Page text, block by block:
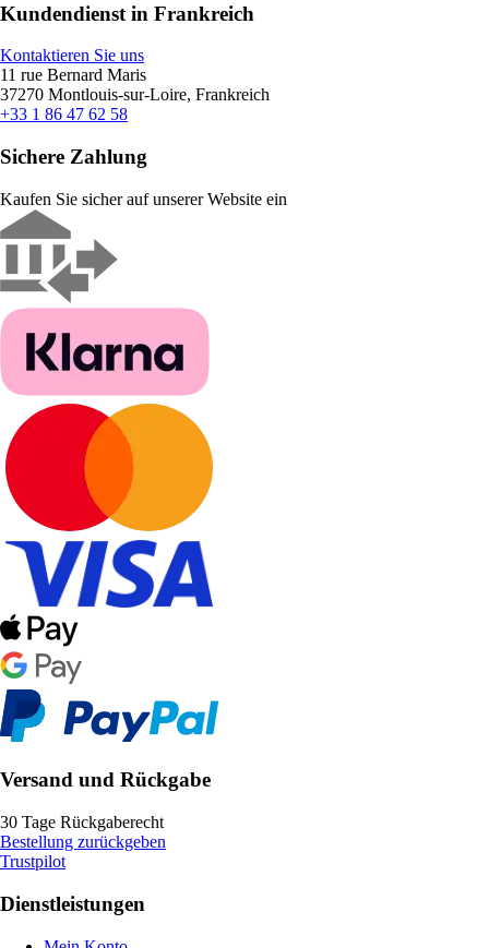
Kundendienst in Frankreich
Kontaktieren Sie uns
11 rue Bernard Maris
37270 Montlouis-sur-Loire, Frankreich
+33 1 86 47 62 58
Sichere Zahlung
Kaufen Sie sicher auf unserer Website ein
Versand und Rückgabe
30 Tage Rückgaberecht
Bestellung zurückgeben
Trustpilot
Dienstleistungen